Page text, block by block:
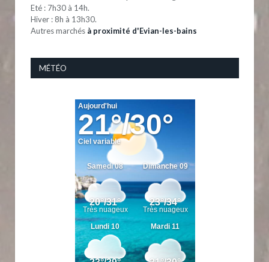
Eté : 7h30 à 14h.
Hiver : 8h à 13h30.
Autres marchés à proximité d'Evian-les-bains
MÉTÉO